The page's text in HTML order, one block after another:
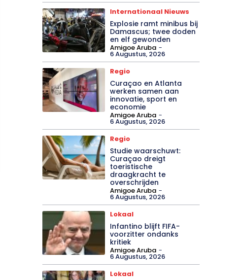
Internationaal Nieuws
Explosie ramt minibus bij
Damascus; twee doden
en elf gewonden
Amigoe Aruba -
6 Augustus, 2026
Regio
Curaçao en Atlanta
werken samen aan
innovatie, sport en
economie
Amigoe Aruba -
6 Augustus, 2026
Regio
Studie waarschuwt:
Curaçao dreigt
toeristische
draagkracht te
overschrijden
Amigoe Aruba -
6 Augustus, 2026
Lokaal
Infantino blijft FIFA-
voorzitter ondanks
kritiek
Amigoe Aruba -
6 Augustus, 2026
Lokaal